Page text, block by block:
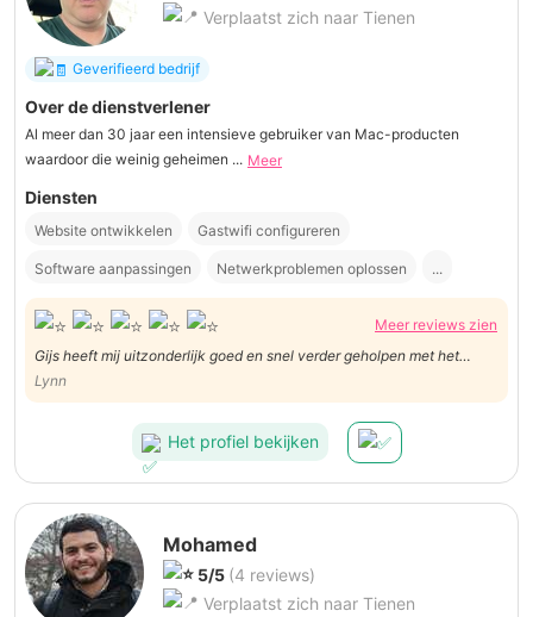
Verplaatst zich naar Tienen
Geverifieerd bedrijf
Over de dienstverlener
Al meer dan 30 jaar een intensieve gebruiker van Mac-producten
waardoor die weinig geheimen ... Meer
Diensten
Website ontwikkelen Gastwifi configureren
Software aanpassingen Netwerkproblemen oplossen ...
Meer reviews zien
Gijs heeft mij uitzonderlijk goed en snel verder geholpen met het
instellen van mijn accespoint/guest wifi. Dit was mijn eerste ervaring
met ringtwice en Gijs, en de ervaring was zeer positief. Hartelijk
Lynn
Het profiel bekijken
Mohamed
5/5 (4 reviews)
Verplaatst zich naar Tienen